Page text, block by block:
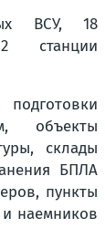
ВСУ, 18
станции
объекты
склады
БПЛА
пункты
наемников